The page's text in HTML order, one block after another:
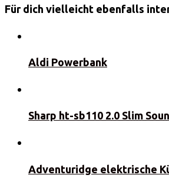
Für dich vielleicht ebenfalls
Aldi Powerbank
Sharp ht-sb110 2.0 Slim
Adventuridge elektrische